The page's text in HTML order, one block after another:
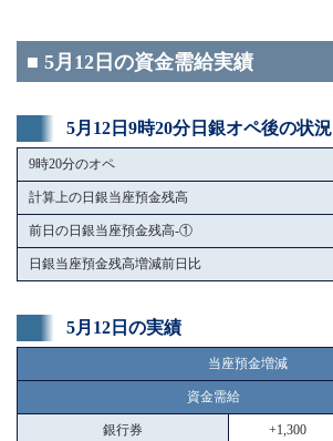
■ 5月12日の資金需給実績
5月12日9時20分日銀オペ後の状況
9時20分のオペ
計算上の日銀当座預金残高
前日の日銀当座預金残高-①
日銀当座預金残高増減前日比
5月12日の実績
当座預金増減
資金需給
銀行券 +1,300